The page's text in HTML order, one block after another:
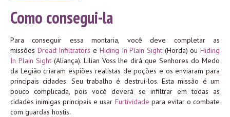
Como consegui-la
Para conseguir essa montaria, você deve completar as
missões Dread Infiltrators e Hiding In Plain Sight(Horda) ouHiding
In Plain Sight(Aliança). Lilian Voss lhe dirá que Senhores do Medo
da Legião criaram espiões realistas de poções e os enviaram para
principais cidades. Seu trabalho é destruí-los. Esta missão é um
pouco complicada, pois você deverá se infiltrar em todas as
cidades inimigas principais e usar Furtividade para evitar o combate
com guardas hostis.